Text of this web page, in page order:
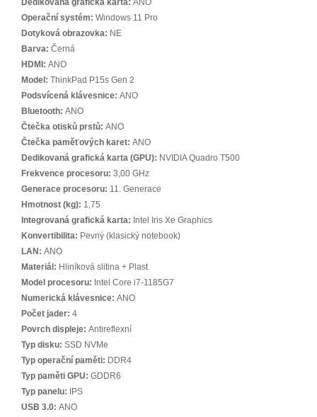
Dedikovaná grafická karta: ANO
Operační systém: Windows 11 Pro
Dotyková obrazovka: NE
Barva: Černá
HDMI: ANO
Model: ThinkPad P15s Gen 2
Podsvícená klávesnice: ANO
Bluetooth: ANO
Čtečka otisků prstů: ANO
Čtečka paměťových karet: ANO
Dedikovaná grafická karta (GPU): NVIDIA Quadro T500
Frekvence procesoru: 3,00 GHz
Generace procesoru: 11. Generace
Hmotnost (kg): 1,75
Integrovaná grafická karta: Intel Iris Xe Graphics
Konvertibilita: Pevný (klasický notebook)
LAN: ANO
Materiál: Hliníková slitina + Plast
Model procesoru: Intel Core i7-1185G7
Numerická klávesnice: ANO
Počet jader: 4
Povrch displeje: Antireflexní
Typ disku: SSD NVMe
Typ operační paměti: DDR4
Typ paměti GPU: GDDR6
Typ panelu:
IPS
USB 3.0: ANO